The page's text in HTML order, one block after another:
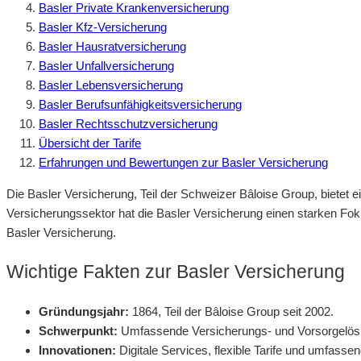
Basler Private Krankenversicherung
Basler Kfz-Versicherung
Basler Hausratversicherung
Basler Unfallversicherung
Basler Lebensversicherung
Basler Berufsunfähigkeitsversicherung
Basler Rechtsschutzversicherung
Übersicht der Tarife
Erfahrungen und Bewertungen zur Basler Versicherung
Die Basler Versicherung, Teil der Schweizer Bâloise Group,
Versicherungssektor hat die Basler Versicherung einen starken
Basler Versicherung.
Wichtige Fakten zur Basler Versicherung
Gründungsjahr: 1864, Teil der Bâloise Group seit 2002.
Schwerpunkt: Umfassende Versicherungs- und
Innovationen: Digitale Services, flexible Tarife und